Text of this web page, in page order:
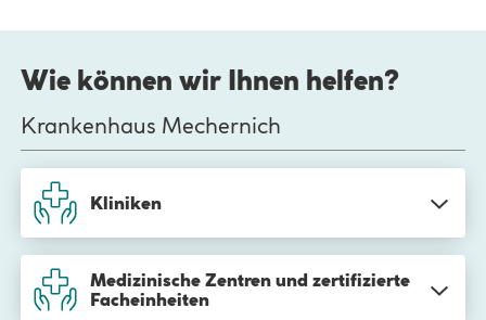
Wie können wir Ihnen helfen?
Krankenhaus Mechernich
Kliniken
Medizinische Zentren und zertifizierte
Facheinheiten